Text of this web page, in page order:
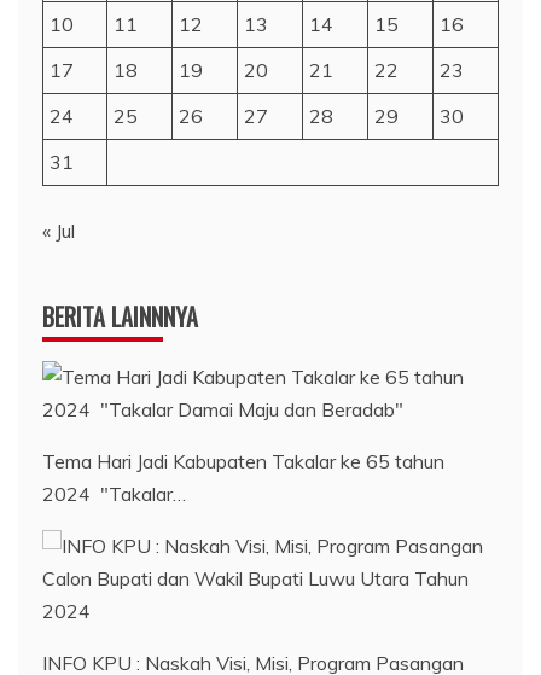
10
11 12 13 14 15
16
17
18 19 20 21 22
23
24
25 26 27 28 29
30
31
« Jul
BERITA LAINNNYA
Tema Hari Jadi Kabupaten Takalar ke 65 tahun
2024 "Takalar…
INFO KPU : Naskah Visi, Misi, Program Pasangan